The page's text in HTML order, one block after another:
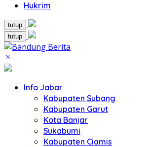
Hukrim
tutup
tutup
Info Jabar
Kabupaten Subang
Kabupaten Garut
Kota Banjar
Sukabumi
Kabupaten Ciamis